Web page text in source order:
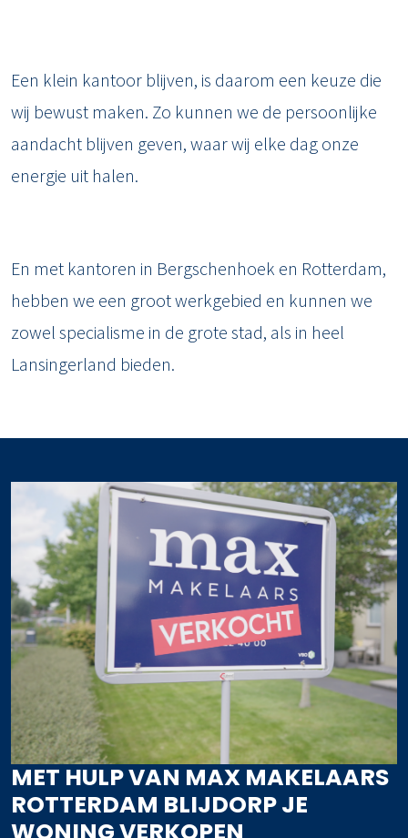
Een klein kantoor blijven, is daarom een keuze die
wij bewust maken. Zo kunnen we de persoonlijke
aandacht blijven geven, waar wij elke dag onze
energie uit halen.
En met kantoren in Bergschenhoek en Rotterdam,
hebben we een groot werkgebied en kunnen we
zowel specialisme in de grote stad, als in heel
Lansingerland bieden.
MET HULP VAN MAX MAKELAARS
ROTTERDAM BLIJDORP JE